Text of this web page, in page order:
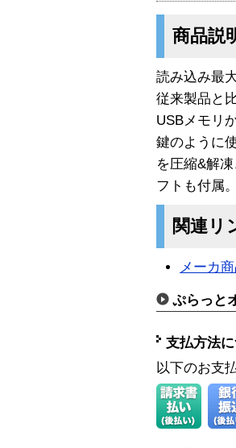
商品説
読み込み最
従来製品と
USBメモリ
鍵のように
を圧縮&解
フトも付属。
関連リ
メーカ
ぷらっと
支払方法
以下のお支